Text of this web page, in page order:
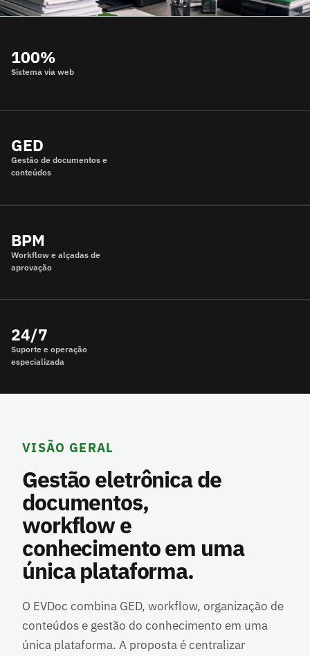
100%
Sistema via web
GED
Gestão de documentos e
conteúdos
BPM
Workflow e alçadas de
aprovação
24/7
Suporte e operação
especializada
VISÃO GERAL
Gestão eletrônica de
documentos,
workflow e
conhecimento em uma
única plataforma.
O EVDoc combina GED, workflow, organização de
conteúdos e gestão do conhecimento em uma
única plataforma. A proposta é centralizar